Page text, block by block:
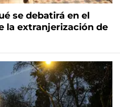
se debatirá en el
la extranjerización de